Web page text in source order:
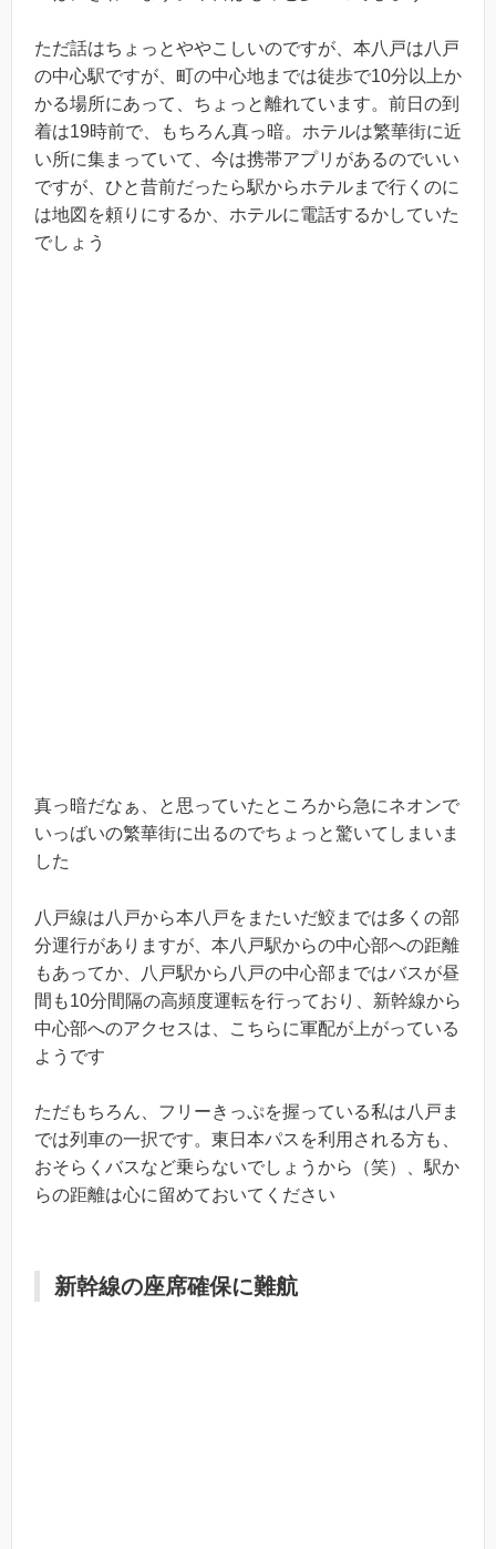
ただ話はちょっとややこしいのですが、本八戸は八戸
の中心駅ですが、町の中心地までは徒歩で10分以上か
かる場所にあって、ちょっと離れています。前日の到
着は19時前で、もちろん真っ暗。ホテルは繁華街に近
い所に集まっていて、今は携帯アプリがあるのでいい
ですが、ひと昔前だったら駅からホテルまで行くのに
は地図を頼りにするか、ホテルに電話するかしていた
でしょう
真っ暗だなぁ、と思っていたところから急にネオンで
いっばいの繁華街に出るのでちょっと驚いてしまいま
した
八戸線は八戸から本八戸をまたいだ鮫までは多くの部
分運行がありますが、本八戸駅からの中心部への距離
もあってか、八戸駅から八戸の中心部まではバスが昼
間も10分間隔の高頻度運転を行っており、新幹線から
中心部へのアクセスは、こちらに軍配が上がっている
ようです
ただもちろん、フリーきっぷを握っている私は八戸ま
では列車の一択です。東日本パスを利用される方も、
おそらくバスなど乗らないでしょうから（笑）、駅か
らの距離は心に留めておいてください
新幹線の座席確保に難航